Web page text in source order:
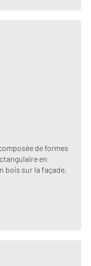
de formes
en
bois sur la façade.